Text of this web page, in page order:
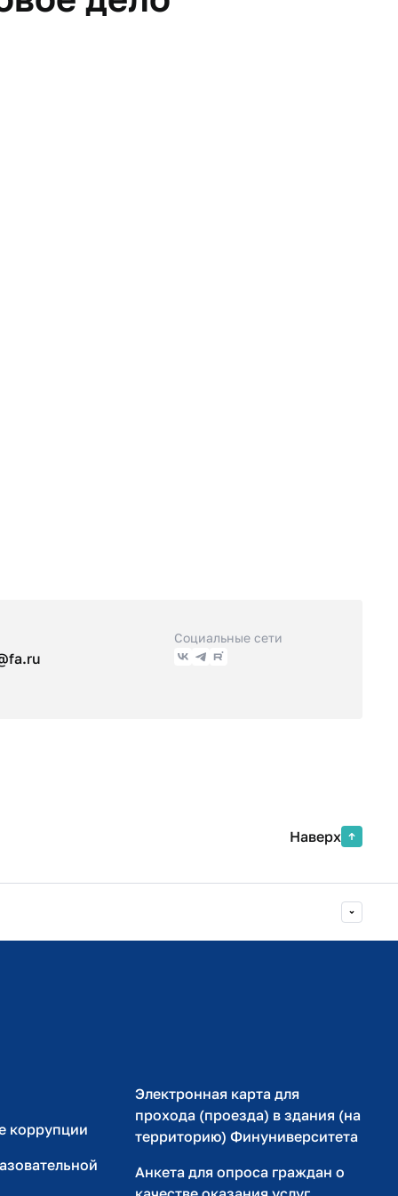
Социальные сети
Наверх
коррупции
Электронная карта для
прохода (проезда) в здания (на
территорию) Финуниверситета
Анкета для опроса граждан о